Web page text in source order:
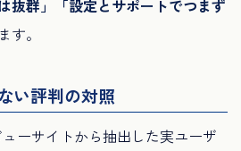
は抜群」「設定とサポートでつまず
す。
い評判の対照
ーサイトから抽出した実ユーザ